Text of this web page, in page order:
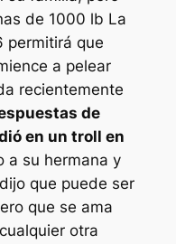
de 1000 lb La
permitirá que
a pelear
recientemente
de
en un troll en
a su hermana y
que puede ser
que se ama
otra